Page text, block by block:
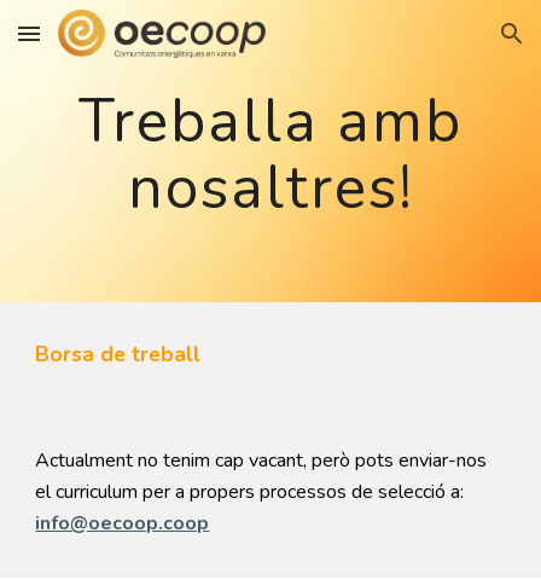
Skip to main content Skip to navigation
Treballa amb
nosaltres!
Borsa de treball
Actualment no tenim cap vacant, però pots enviar-nos
el curriculum per a propers processos de selecció a:
info@oecoop.coop